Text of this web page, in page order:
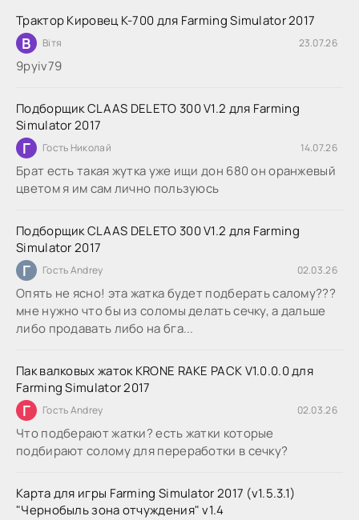
Трактор Кировец К-700 для Farming Simulator 2017
В Вітя 23.07.26
9руіv79
Подборщик CLAAS DELETO 300 V1.2 для Farming
Simulator 2017
Г Гость Николай 14.07.26
Брат есть такая жутка уже ищи дон 680 он оранжевый
цветом я им сам лично пользуюсь
Подборщик CLAAS DELETO 300 V1.2 для Farming
Simulator 2017
Г Гость Andrey 02.03.26
Опять не ясно! эта жатка будет подберать салому???
мне нужно что бы из соломы делать сечку, а дальше
либо продавать либо на бга...
Пак валковых жаток KRONE RAKE PACK V1.0.0.0 для
Farming Simulator 2017
Г Гость Andrey 02.03.26
Что подберают жатки? есть жатки которые
подбирают солому для переработки в сечку?
Карта для игры Farming Simulator 2017 (v1.5.3.1)
"Чернобыль зона отчуждения" v1.4